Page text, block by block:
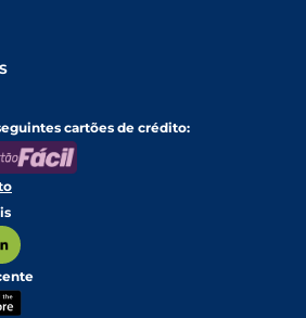
cartões de crédito: